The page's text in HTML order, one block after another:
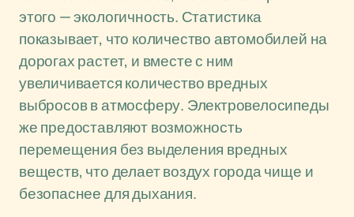
этого — экологичность. Статистика
показывает, что количество автомобилей на
дорогах растет, и вместе с ним
увеличивается количество вредных
выбросов в атмосферу. Электровелосипеды
же предоставляют возможность
перемещения без выделения вредных
веществ, что делает воздух города чище и
безопаснее для дыхания.